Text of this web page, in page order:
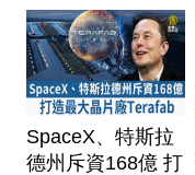
SpaceX、特斯拉
德州斥資168億 打